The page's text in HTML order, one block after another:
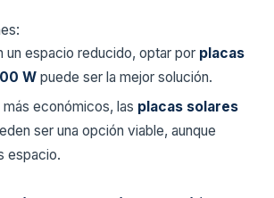
un espacio reducido, optar por placas
W puede ser la mejor solución.
más económicos, las placas solares
ser una opción viable, aunque
espacio.